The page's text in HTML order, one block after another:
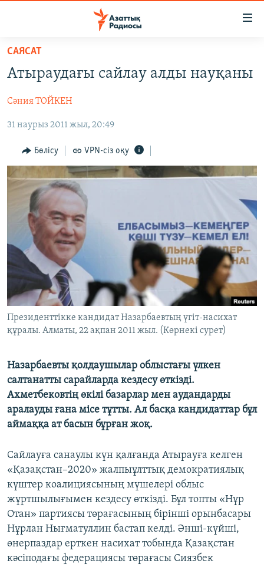
Skip
main
Skip
to
Navigation
Skip
to
Search
САЯСАТ
AZATTYQTV
ҚАҢТАР ОҚИҒАСЫ
АДАМ ҚҰҚЫҚТАРЫ
ӘЛЕУМЕТ
ӘЛЕМ
АРНАЙЫ ЖОБАЛАР
Русский
ЖАЗЫЛЫҢЫЗ
Басқа тілдерде
САЯСАТ
Атыраудағы сайлау алды науқаны
Сәния ТОЙКЕН
31 наурыз 2011 жыл, 20:49
Бөлісу VPN-сіз оқу
Президенттікке кандидат Назарбаевтың үгіт-насихат
құралы. Алматы, 22 ақпан 2011 жыл. (Көрнекі сурет)
Назарбаевты қолдаушылар облыстағы үлкен
салтанатты сарайларда кездесу өткізді.
Ахметбековтің өкілі базарлар мен аудандарды
аралауды ғана місе тұтты. Ал басқа кандидаттар бұл
аймаққа ат басын бұрған жоқ.
Сайлауға санаулы күн қалғанда Атырауға келген
«Қазақстан–2020» жалпыұлттық демократиялық
күштер коалициясының мүшелері облыс
жұртшылығымен кездесу өткізді. Бұл топты «Нұр
Отан» партиясы төрағасының бірінші орынбасары
Нұрлан Нығматуллин бастап келді. Әнші-күйші,
өнерпаздар ерткен насихат тобында Қазақстан
кәсіподағы федерациясы төрағасы Сиязбек